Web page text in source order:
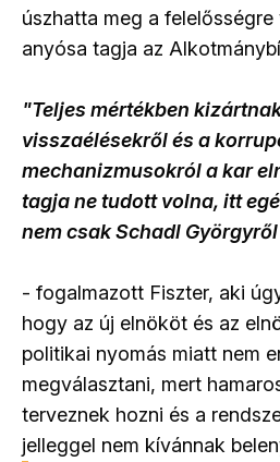
úszhatta meg a
anyósa tagja az
"Teljes mértékben
visszaélésekről és a
mechanizmusokról a kar
tagja ne tudott volna, itt
nem csak Schadl
- fogalmazott Fiszter, aki
hogy az új elnököt és az
politikai nyomás miatt nem
megválasztani, mert
terveznek hozni és a
jelleggel nem kívánnak